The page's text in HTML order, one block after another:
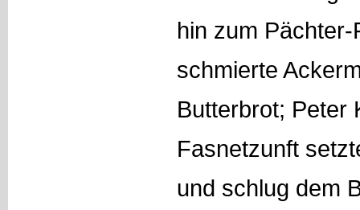
hin zum
schmierte
Butterbrot; Peter
Fasnetzunft
und schlug dem